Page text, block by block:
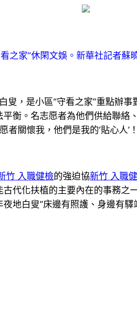
之家”休閑文娛。新華社記者蘇
叟，是小區“守看之家”重點辦
衡。名志愿者為他們供給聯絡
關懷我，他們是我的‘貼心人’
竹 入職健檢的強迫協新竹 入職
代化扶植的主要內在的事務之
地白叟“床邊有照護、身邊有驛